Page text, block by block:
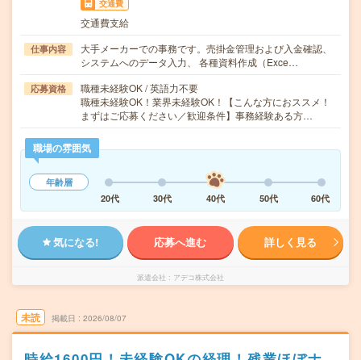
交通費
交通費支給
仕事内容
大手メーカーでの事務です。売掛金管理および入金確認、
システムへのデータ入力、 各種資料作成（Exce…
応募資格
職種未経験OK / 英語力不要
職種未経験OK！業界未経験OK！【こんな方におススメ！
まずはご応募ください／歓迎条件】事務経験ある方…
職場の雰囲気
年齢層
20代
30代 40代 50代 60代
気になる! 応募へ進む 詳しく見る
派遣会社 アデコ株式会社
未読 掲載日 2026/08/07